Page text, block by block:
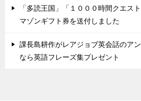
「多読王国」「１０００時間クエス
マゾンギフト券を送付しました
課長島耕作がレアジョブ英会話のア
なら英語フレーズ集プレゼント